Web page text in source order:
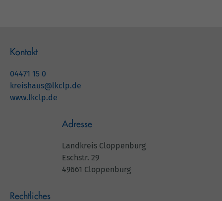
Kontakt
04471 15 0
kreishaus@lkclp.de
www.lkclp.de
Adresse
Landkreis Cloppenburg
Eschstr. 29
49661 Cloppenburg
Rechtliches